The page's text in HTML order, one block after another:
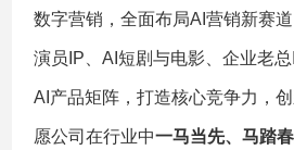
数字营销，全面布局AI营销新赛
演员IP、AI短剧与电影、企业老
AI产品矩阵，打造核心竞争力，
愿公司在行业中一马当先、马踏